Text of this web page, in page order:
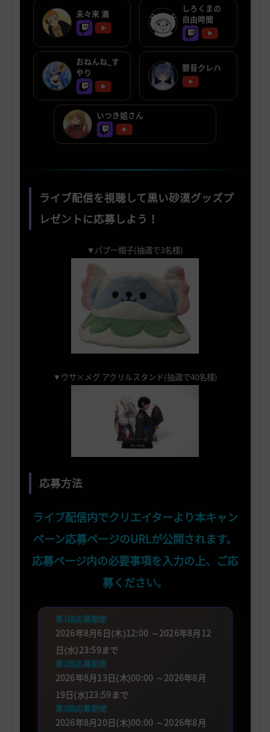
未々来 満
しろくまの
自由時間
おねんね_す
やり
碧音クレハ
いつき姐さん
ライブ配信を視聴して黒い砂漠グッズプ
レゼントに応募しよう！
▼パプー帽子(抽選で3名様)
▼ウサ×メグ アクリルスタンド(抽選で40名様)
応募方法
ライブ配信内でクリエイターより本キャン
ペーン応募ページのURLが公開されます。
応募ページ内の必要事項を入力の上、ご応
募ください。
第1回応募期間
2026年8月6日(木)12:00 ～2026年8月12
日(水)23:59まで
第2回応募期間
2026年8月13日(木)00:00 ～2026年8月
19日(水)23:59まで
第3回応募期間
2026年8月20日(木)00:00 ～2026年8月